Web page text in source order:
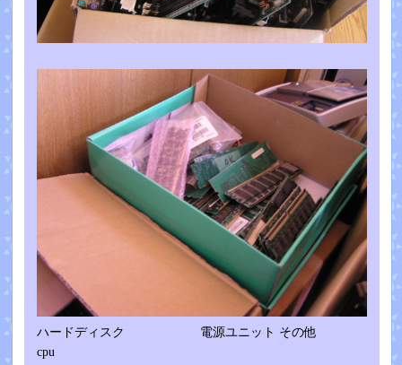
ハードディスク 電源ユニット その他
cpu